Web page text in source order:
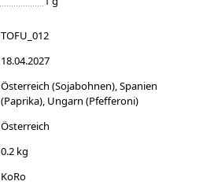
TOFU_012
18.04.2027
Österreich (Sojabohnen), Spanien
(Paprika), Ungarn (Pfefferoni)
Österreich
0.2 kg
KoRo